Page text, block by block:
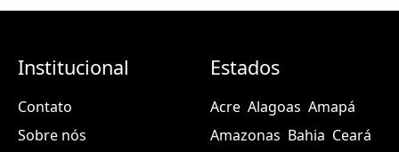
Institucional
Contato
Sobre nós
Estados
Acre Alagoas Amapá
Amazonas Bahia Ceará